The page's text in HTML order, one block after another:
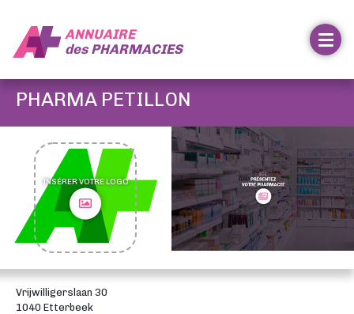
ANNUAIRE
desPHARMACIES
PHARMA PETILLON
INSÉRER VOTRE LOGO
Vrijwilligerslaan 30
1040 Etterbeek